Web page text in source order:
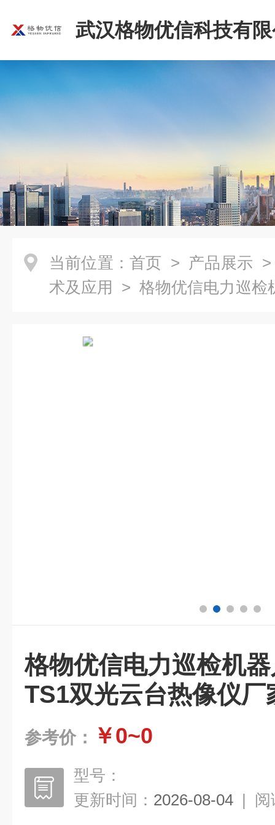
武汉格物优信科技有
当前位置： 首页 > 产品展示
术及应用
> 格物优信电力巡检
格物优信电力巡检机
TS1双光云台热像仪厂
参考价： ￥0~0
型号：
更新时间： 2026-08-04 | 阅